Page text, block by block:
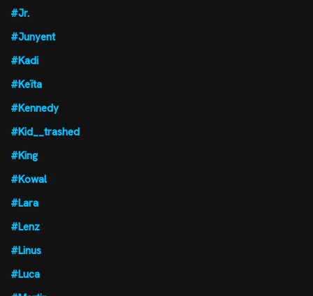
#Jr.
#Junyent
#Kadi
#Keïta
#Kennedy
#Kid__trashed
#King
#Kowal
#Lara
#Lenz
#Linus
#Luca